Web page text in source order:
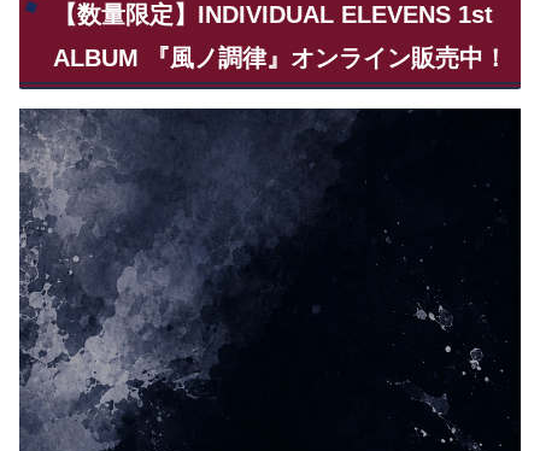
【数量限定】INDIVIDUAL ELEVENS 1st
ALBUM 『風ノ調律』オンライン販売中！
動
画
プ
レ
ー
ヤ
ー